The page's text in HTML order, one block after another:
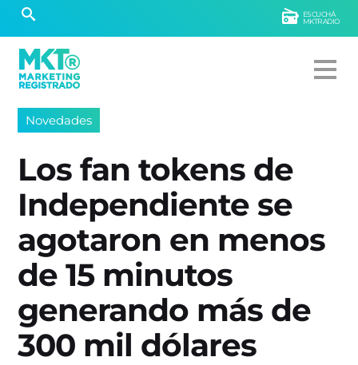
ESCUCHÁ
MKTRADIO
Novedades
Los fan tokens de
Independiente se
agotaron en menos
de 15 minutos
generando más de
300 mil dólares